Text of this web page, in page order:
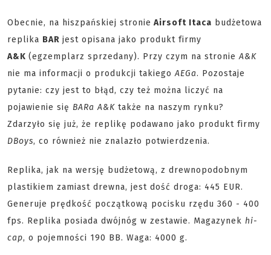
Obecnie, na hiszpańskiej stronie Airsoft Itaca budżetowa
replika BAR jest opisana jako produkt firmy
A&K (egzemplarz sprzedany). Przy czym na stronie A&K
nie ma informacji o produkcji takiegoAEGa. Pozostaje
pytanie: czy jest to błąd, czy też można liczyć na
pojawienie się BARa A&K także na naszym rynku?
Zdarzyło się już, że replikę podawano jako produkt firmy
DBoys, co również nie znalazło potwierdzenia.
Replika, jak na wersję budżetową, z drewnopodobnym
plastikiem zamiast drewna, jest dość droga: 445 EUR.
Generuje prędkość początkową pocisku rzędu 360 - 400
fps. Replika posiada dwójnóg w zestawie. Magazynek hi-
cap, o pojemności 190 BB. Waga: 4000 g.